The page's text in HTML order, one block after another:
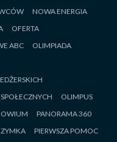
NOWA ENERGIA
OFERTA
ABC
OLIMPIADA
OLIMPUS
OWIUM
PANORAMA 360
PIERWSZA POMOC